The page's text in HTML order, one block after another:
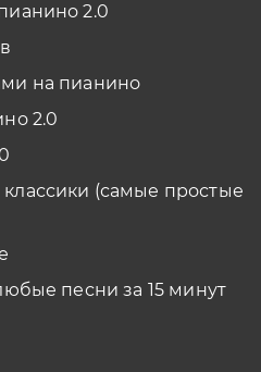
в тренажерах с
телефона?
2.0
на пианино
2.0
(самые простые
песни за 15 минут